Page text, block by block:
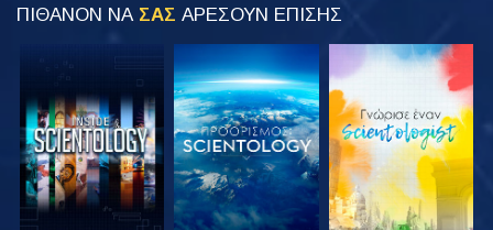
ΠΙΘΑΝΟΝ ΝΑ ΣΑΣ ΑΡΕΣΟΥΝ ΕΠΙΣΗΣ